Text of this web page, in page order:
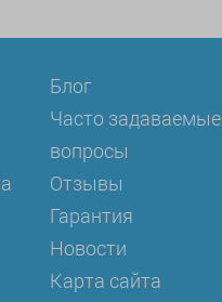
Блог
Часто задаваемые
вопросы
Отзывы
Гарантия
Новости
Карта сайта